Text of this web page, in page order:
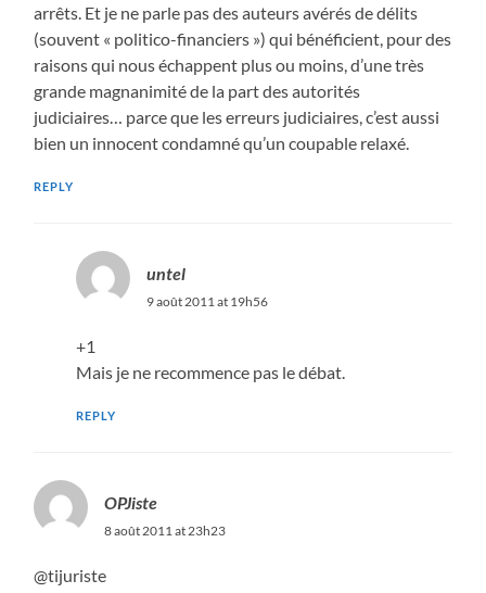
arrêts. Et je ne parle pas des auteurs avérés de délits
(souvent « politico-financiers ») qui bénéficient, pour des
raisons qui nous échappent plus ou moins, d’une très
grande magnanimité de la part des autorités
judiciaires… parce que les erreurs judiciaires, c’est aussi
bien un innocent condamné qu’un coupable relaxé.
REPLY
untel
9 août 2011 at 19h56
+1
Mais je ne recommence pas le débat.
REPLY
OPJiste
8 août 2011 at 23h23
@tijuriste